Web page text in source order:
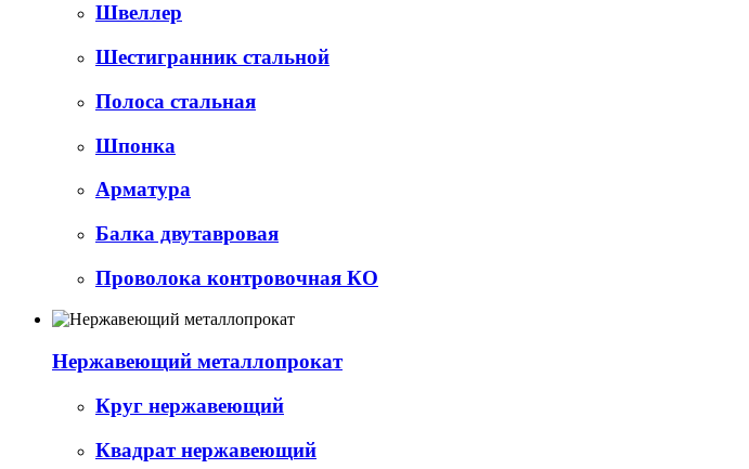
Швеллер
Шестигранник стальной
Полоса стальная
Шпонка
Арматура
Балка двутавровая
Проволока контровочная КО
Нержавеющий металлопрокат
Круг нержавеющий
Квадрат нержавеющий